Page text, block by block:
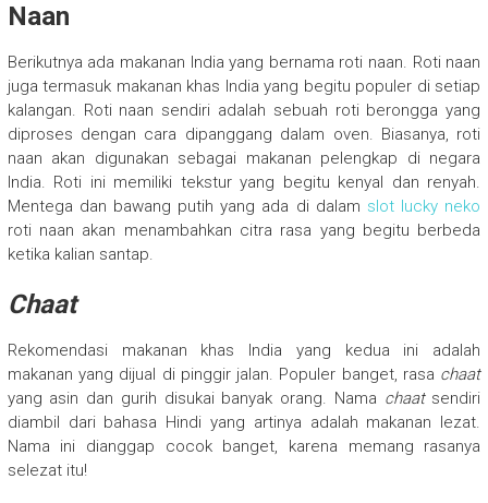
Naan
Berikutnya ada makanan India yang bernama roti naan. Roti naan
juga termasuk makanan khas India yang begitu populer di setiap
kalangan. Roti naan sendiri adalah sebuah roti berongga yang
diproses dengan cara dipanggang dalam oven. Biasanya, roti
naan akan digunakan sebagai makanan pelengkap di negara
India. Roti ini memiliki tekstur yang begitu kenyal dan renyah.
Mentega dan bawang putih yang ada di dalam slot lucky neko
roti naan akan menambahkan citra rasa yang begitu berbeda
ketika kalian santap.
Chaat
Rekomendasi makanan khas India yang kedua ini adalah
makanan yang dijual di pinggir jalan. Populer banget, rasa chaat
yang asin dan gurih disukai banyak orang. Nama chaatsendiri
diambil dari bahasa Hindi yang artinya adalah makanan lezat.
Nama ini dianggap cocok banget, karena memang rasanya
selezat itu!